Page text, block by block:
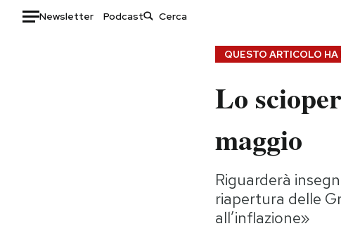
Newsletter Podcast
Storie/Idee
Ok Boomer!
QUESTO ARTICOLO HA
Lo
maggio
Riguarderà
riapertura delle
all’inflazione»